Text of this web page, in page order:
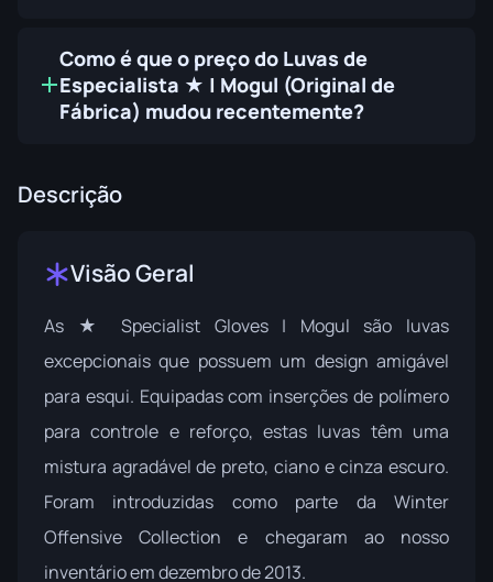
Como é que o preço do Luvas de
Especialista ★ | Mogul (Original de
Fábrica) mudou recentemente?
Descrição
Visão Geral
As ★ Specialist Gloves | Mogul são luvas
excepcionais que possuem um design amigável
para esqui. Equipadas com inserções de polímero
para controle e reforço, estas luvas têm uma
mistura agradável de preto, ciano e cinza escuro.
Foram introduzidas como parte da Winter
Offensive Collection e chegaram ao nosso
inventário em dezembro de 2013.